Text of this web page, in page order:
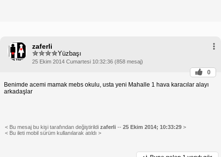
zaferli
Yüzbaşı
25 Ekim 2014 Cumartesi 10:32:36 (858 mesaj)
0
Benimde acemi mamak mebs okulu, usta yeni Mahalle 1 hava karacılar alayı
arkadaşlar
< Bu mesaj bu kişi tarafından değiştirildi zaferli -- 25 Ekim 2014; 10:33:29 >
< Bu ileti mobil sürüm kullanılarak atıldı >